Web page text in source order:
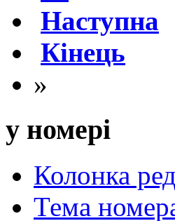
Наступна
Кінець
»
у номері
Колонка
Тема